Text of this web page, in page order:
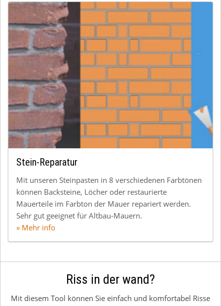
Stein-Reparatur
Mit unseren Steinpasten in 8 verschiedenen Farbtönen
können Backsteine, Löcher oder restaurierte
Mauerteile im Farbton der Mauer repariert werden.
Sehr gut geeignet für Altbau-Mauern.
» Mehr info
Riss in der wand?
Mit diesem Tool können Sie einfach und komfortabel Risse